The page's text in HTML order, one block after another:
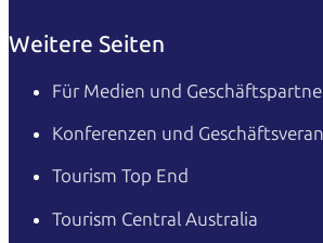
Weitere Seiten
Für Medien und
Konferenzen und
Tourism Top End
Tourism Central Australia